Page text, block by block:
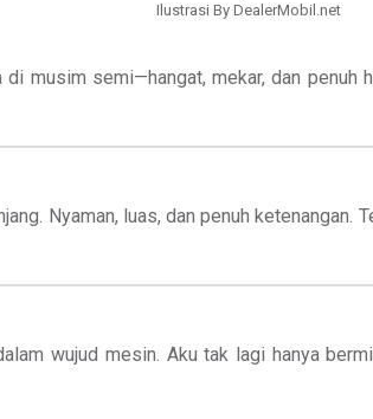
Ilustrasi By DealerMobil.net
musim semi—hangat, mekar, dan
Nyaman, luas, dan penuh
wujud mesin. Aku tak lagi hanya